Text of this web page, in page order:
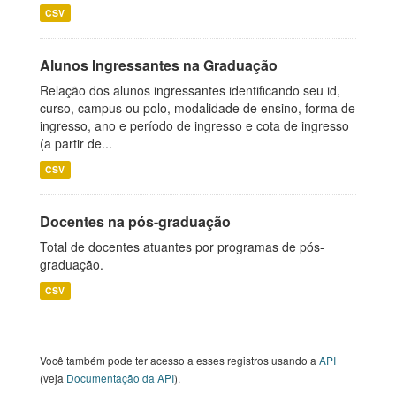
CSV
Alunos Ingressantes na Graduação
Relação dos alunos ingressantes identificando seu id,
curso, campus ou polo, modalidade de ensino, forma de
ingresso, ano e período de ingresso e cota de ingresso
(a partir de...
CSV
Docentes na pós-graduação
Total de docentes atuantes por programas de pós-
graduação.
CSV
Você também pode ter acesso a esses registros usando a API
(veja Documentação da API).